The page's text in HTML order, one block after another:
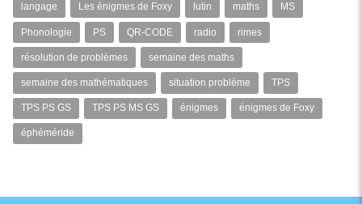
langage Les énigmes de Foxy lutin maths MS
Phonologie PS QR-CODE radio rimes
résolution de problèmes semaine des maths
semaine des mathématiques situation problème TPS
TPS PS GS TPS PS MS GS énigmes énigmes de Foxy
éphéméride